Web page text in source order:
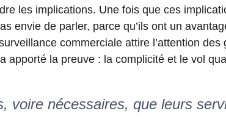
les implications. Une fois que ces
envie de parler, parce qu’ils ont un
commerciale attire l’attention
apporté la preuve : la complicité et le vol
voire nécessaires, que leurs